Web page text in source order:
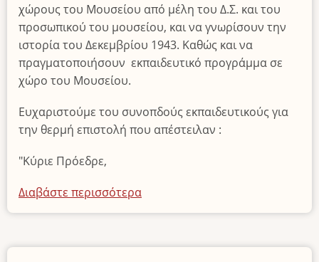
χώρους του Μουσείου από μέλη του Δ.Σ. και του
προσωπικού του μουσείου, και να γνωρίσουν την
ιστορία του Δεκεμβρίου 1943. Καθώς και να
πραγματοποιήσουν εκπαιδευτικό προγράμμα σε
χώρο του Μουσείου.
Ευχαριστούμε του συνοπδούς εκπαιδευτικούς για
την θερμή επιστολή που απέστειλαν :
"Κύριε Πρόεδρε,
Διαβάστε περισσότερα
το
του